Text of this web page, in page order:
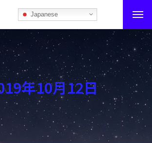
Japanese
探そう！
ンダー
年10月12日